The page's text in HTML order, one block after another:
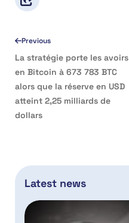
Previous
La stratégie porte les avoirs
en Bitcoin à 673 783 BTC
alors que la réserve en USD
atteint 2,25 milliards de
dollars
Latest news